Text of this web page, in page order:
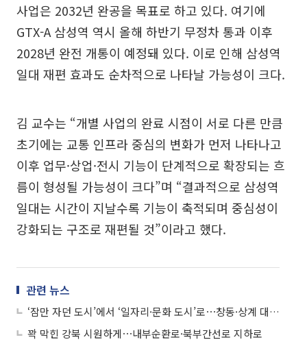
사업은 2032년 완공을 목표로 하고 있다. 여기에
GTX-A 삼성역 역시 올해 하반기 무정차 통과 이후
2028년 완전 개통이 예정돼 있다. 이로 인해 삼성역
일대 재편 효과도 순차적으로 나타날 가능성이 크다.
김 교수는 “개별 사업의 완료 시점이 서로 다른 만큼
초기에는 교통 인프라 중심의 변화가 먼저 나타나고
이후 업무·상업·전시 기능이 단계적으로 확장되는 흐
름이 형성될 가능성이 크다”며 “결과적으로 삼성역
일대는 시간이 지날수록 기능이 축적되며 중심성이
강화되는 구조로 재편될 것”이라고 했다.
관련 뉴스
‘잠만 자던 도시’에서 ‘일자리·문화 도시’로⋯창동·상계 대전환
꽉 막힌 강북 시원하게⋯내부순환로·북부간선로 지하로